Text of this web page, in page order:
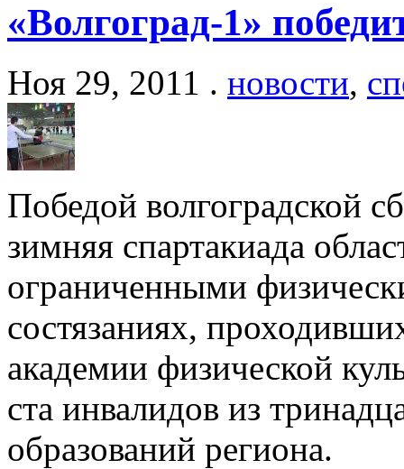
«Волгоград-1»
Ноя 29, 2011 . новости,
Победой волгоградской
зимняя спартакиада
ограниченными
состязаниях,
академии физической
ста инвалидов из
образований региона.